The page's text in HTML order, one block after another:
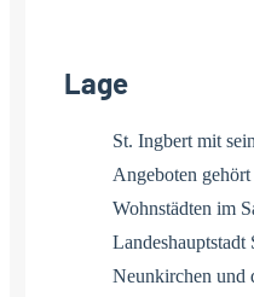
Lage
St. Ingbert mit
Angeboten
Wohnstädten im
Neunkirchen und